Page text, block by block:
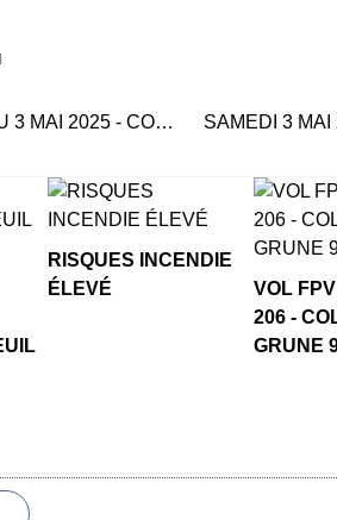
]
PRÉPARATIFS POUR LA JOURNÉE DU 3 MAI 2025 - COLLE DE GRUNE.
RISQUES INCENDIE
ÉLEVÉ
VOL
206 -
GRUNE